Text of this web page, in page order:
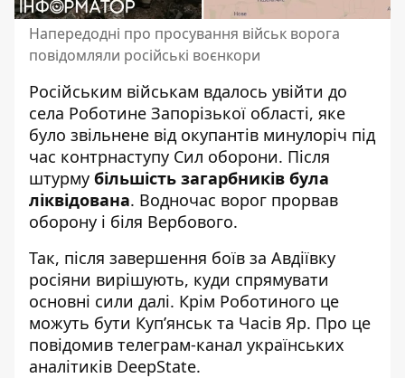
Напередодні про просування військ ворога
повідомляли російські воєнкори
Російським військам вдалось увійти до
села Роботине Запорізької області, яке
було звільнене від окупантів минулоріч під
час контрнаступу Сил оборони. Після
штурму більшість загарбників була
ліквідована. Водночас ворог прорвав
оборону і біля Вербового.
Так, після завершення боїв за Авдіївку
росіяни вирішують, куди спрямувати
основні сили далі. Крім Роботиного це
можуть бути Купʼянськ та Часів Яр. Про це
повідомив телеграм-канал українських
аналітиків DeepState.